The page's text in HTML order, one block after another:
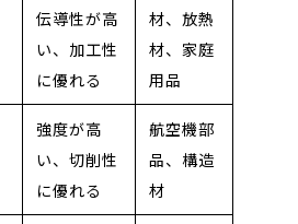
伝導性が高
い、加工性
に優れる
材、放熱
材、家庭
用品
強度が高
い、切削性
に優れる
航空機部
品、構造
材